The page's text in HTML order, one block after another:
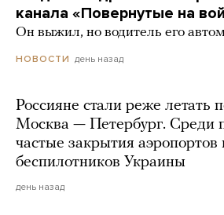
канала «Повернутые на
Он выжил, но водитель его
НОВОСТИ день назад
Россияне стали реже летать
Москва — Петербург. Среди
частые закрытия аэропортов
беспилотников Украины
день назад